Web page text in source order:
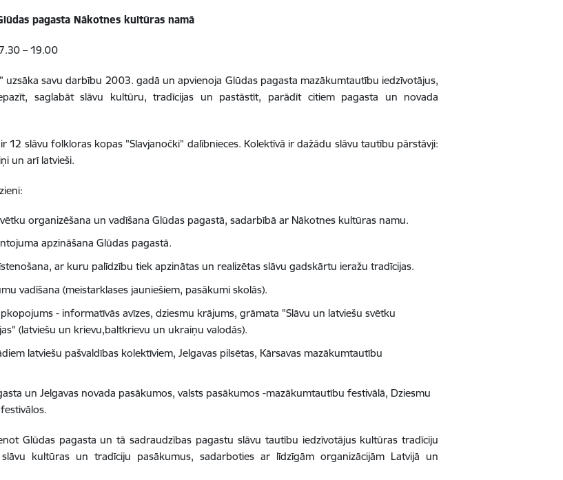
pagasta Nākotnes kultūras namā
– 19.00
uzsāka savu darbību 2003. gadā un apvienoja Glūdas pagasta mazākumtautību iedzīvotājus,
saglabāt slāvu kultūru, tradīcijas un pastāstīt, parādīt citiem pagasta un novada
12 slāvu folkloras kopas "Slavjanočki" dalībnieces. Kolektīvā ir dažādu slāvu tautību pārstāvji:
un arī latvieši.
organizēšana un vadīšana Glūdas pagastā, sadarbībā ar Nākotnes kultūras namu.
apzināšana Glūdas pagastā.
ar kuru palīdzību tiek apzinātas un realizētas slāvu gadskārtu ieražu tradīcijas.
vadīšana (meistarklases jauniešiem, pasākumi skolās).
- informatīvās avīzes, dziesmu krājums, grāmata "Slāvu un latviešu svētku
(latviešu un krievu,baltkrievu un ukraiņu valodās).
latviešu pašvaldības kolektīviem, Jelgavas pilsētas, Kārsavas mazākumtautību
un Jelgavas novada pasākumos, valsts pasākumos -mazākumtautību festivālā, Dziesmu
Glūdas pagasta un tā sadraudzības pagastu slāvu tautību iedzīvotājus kultūras tradīciju
kultūras un tradīciju pasākumus, sadarboties ar līdzīgām organizācijām Latvijā un